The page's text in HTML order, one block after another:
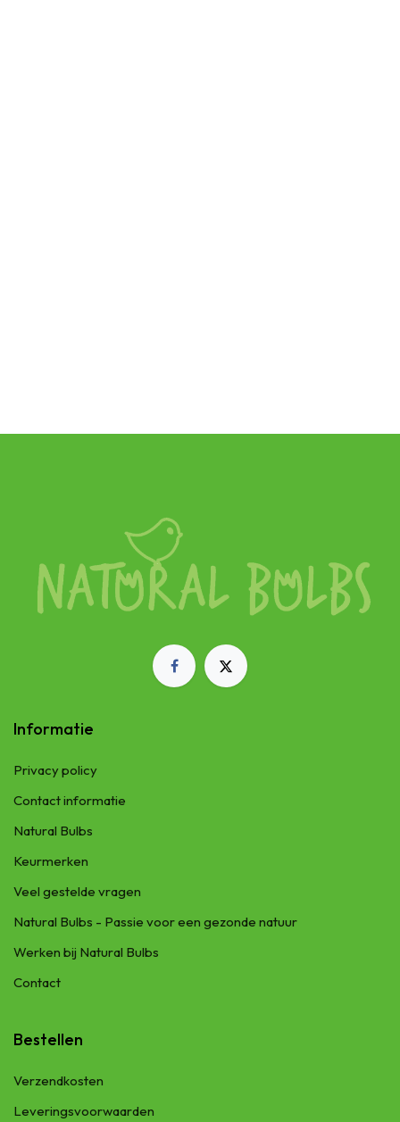
Informatie
Privacy policy
Contact informatie
Natural Bulbs
Keurmerken
Veel gestelde vragen
Natural Bulbs - Passie voor een gezonde natuur
Werken bij Natural Bulbs
Contact
Bestellen
Verzendkosten
Leveringsvoorwaarden